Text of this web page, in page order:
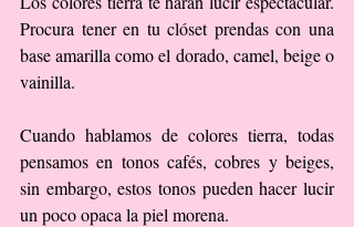
Procura tener en tu clóset prendas con una
base amarilla como el dorado, camel, beige o
vainilla.
Cuando hablamos de colores tierra, todas
pensamos en tonos cafés, cobres y beiges,
sin embargo, estos tonos pueden hacer lucir
un poco opaca la piel morena.